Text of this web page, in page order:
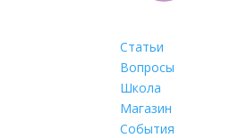
Статьи
Вопросы
Школа
Магазин
События